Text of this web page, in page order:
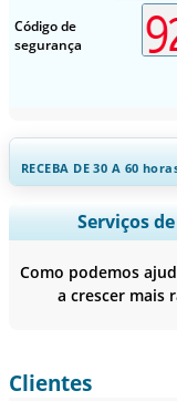
Código de
segurança
RECEBA DE 30 A 60
Ampliar a
Perfis de empresas,
Serviços
Como podemos
a crescer mais
Clientes